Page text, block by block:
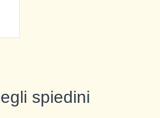
spiedini